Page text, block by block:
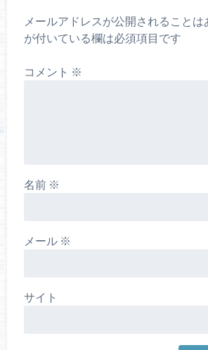
メールアドレスが公開されることは
が付いている欄は必須項目です
コメント ※
名前 ※
メール ※
サイト